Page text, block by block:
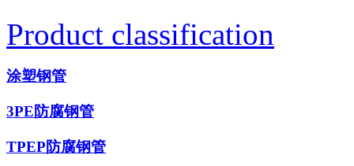
Product classification
涂塑钢管
3PE防腐钢管
TPEP防腐钢管